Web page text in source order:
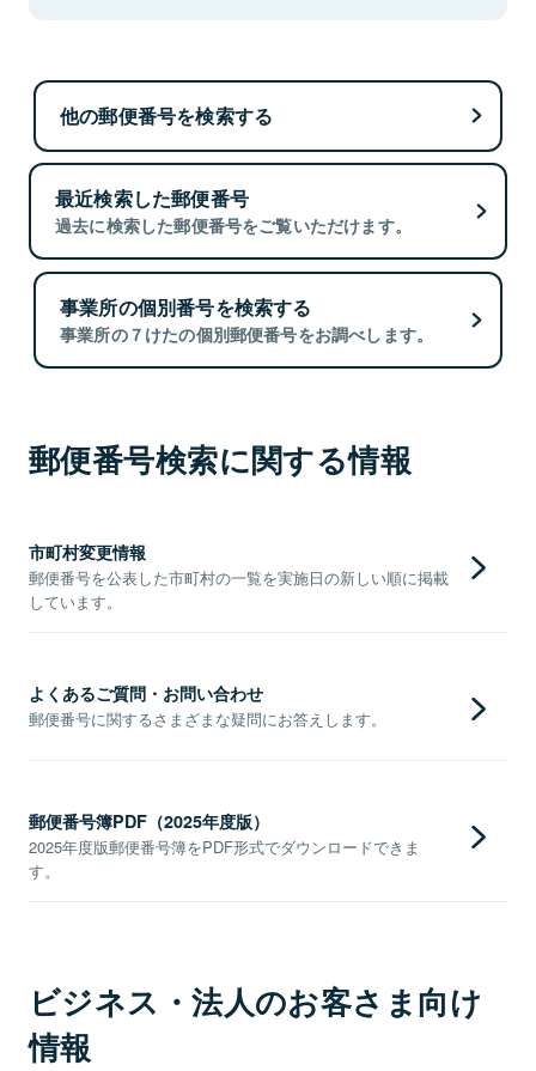
他の郵便番号を検索する
最近検索した郵便番号
過去に検索した郵便番号をご覧いただけます。
事業所の個別番号を検索する
事業所の７けたの個別郵便番号をお調べします。
郵便番号検索に関する情報
市町村変更情報
郵便番号を公表した市町村の一覧を実施日の新しい順に掲載
しています。
よくあるご質問・お問い合わせ
郵便番号に関するさまざまな疑問にお答えします。
郵便番号簿PDF（2025年度版）
2025年度版郵便番号簿をPDF形式でダウンロードできま
す。
ビジネス・法人のお客さま向け
情報